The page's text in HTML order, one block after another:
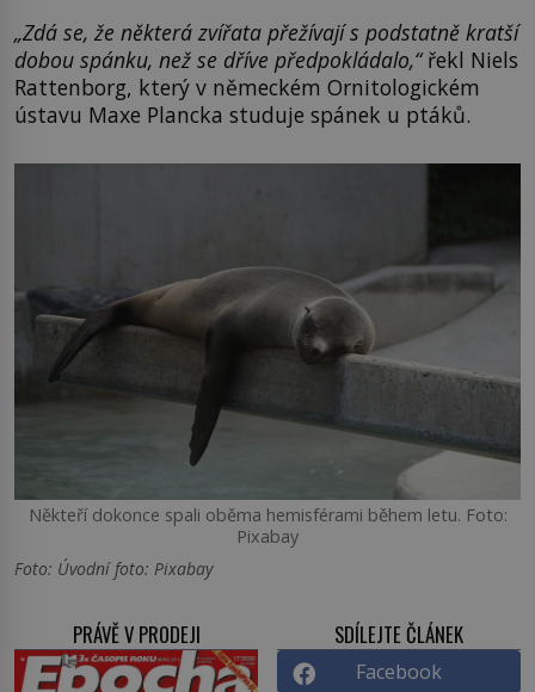
„Zdá se, že některá zvířata přežívají s podstatně kratší
dobou spánku, než se dříve předpokládalo,“řekl Niels
Rattenborg, který v německém Ornitologickém
ústavu Maxe Plancka studuje spánek u ptáků.
Někteří dokonce spali oběma hemisférami během letu. Foto:
Pixabay
Foto: Úvodní foto: Pixabay
PRÁVĚ V PRODEJI SDÍLEJTE ČLÁNEK
Facebook